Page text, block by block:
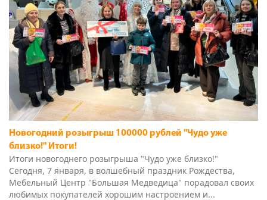
Новогодний розыгрыш 100000 рублей "Чудо уже
близко!" Итоги!
Итоги новогоднего розыгрыша "Чудо уже близко!"
Сегодня, 7 января, в волшебный праздник Рождества,
Мебельный Центр "Большая Медведица" порадовал своих
любимых покупателей хорошим настроением и...
12 июля 2025 г.